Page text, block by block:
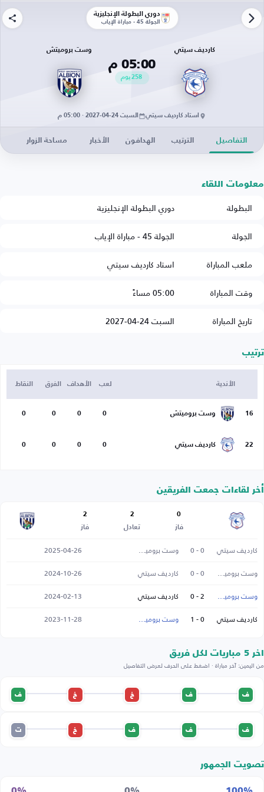
دوري البطولة الإنجليزية
الجولة 45 - مباراة الإياب
كارديف سيتي
05:00 م
258يوم
وست بروميتش
استاد كارديف سيتي السبت 24-04-2027 · 05:00 م
التفاصيل الترتيب الهدافون الأخبار مساحة الزوار
معلومات اللقاء
البطولة
دوري البطولة الإنجليزية
الجولة
الجولة 45 - مباراة الإياب
ملعب المباراة
استاد كارديف سيتي
وقت المباراة
05:00 مساءً
تاريخ المباراة
السبت 24-04-2027
ترتيب
الأندية لعب الأهداف الفرق النقاط
16 وست بروميتش 0
0
0
0
22 كارديف سيتي 0
0
0
0
أخر لقاءات جمعت الفريقين
0
فاز
2
تعادل
2
فاز
كارديف سيتي 0 - 0 وست بروميتش
2025-04-26
وست بروميتش
0 - 0 كارديف سيتي
2024-10-26
وست بروميتش
2 - 0 كارديف سيتي
2024-02-13
كارديف سيتي
0 - 1 وست بروميتش 2023-11-28
اخر 5 مباريات لكل فريق
من اليمين: آخر مباراة · اضغط على الحرف لعرض التفاصيل
ف ف خ خ ف
ف ف ف خ ت
تصويت الجمهور